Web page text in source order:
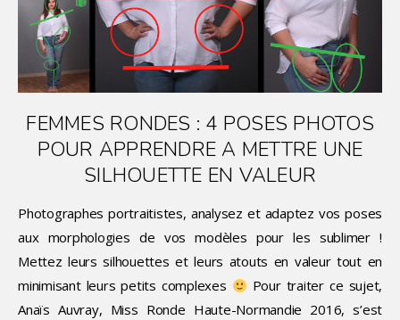
FEMMES RONDES : 4 POSES PHOTOS
POUR APPRENDRE A METTRE UNE
SILHOUETTE EN VALEUR
Photographes portraitistes, analysez et adaptez vos poses
aux morphologies de vos modèles pour les sublimer !
Mettez leurs silhouettes et leurs atouts en valeur tout en
minimisant leurs petits complexes
Pour traiter ce sujet,
Anaïs Auvray, Miss Ronde Haute-Normandie 2016, s’est